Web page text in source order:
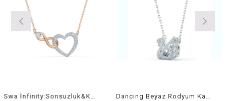
Swa İnfinity:Sonsuzluk&Kalp Kolye Pembe Altin Ve Rodyum Kaplama Dancing Beyaz Rodyum Kaplama Kuğu Swan Kolye